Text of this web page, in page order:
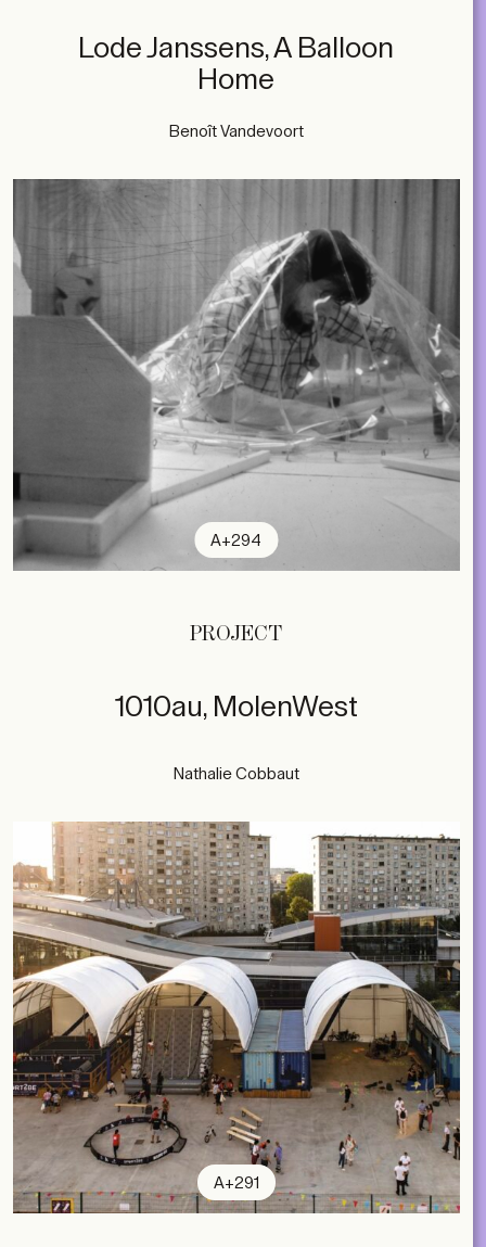
Lode Janssens, A Balloon
Home
Benoît Vandevoort
A+294
PROJECT
1010au, MolenWest
Nathalie Cobbaut
A+291